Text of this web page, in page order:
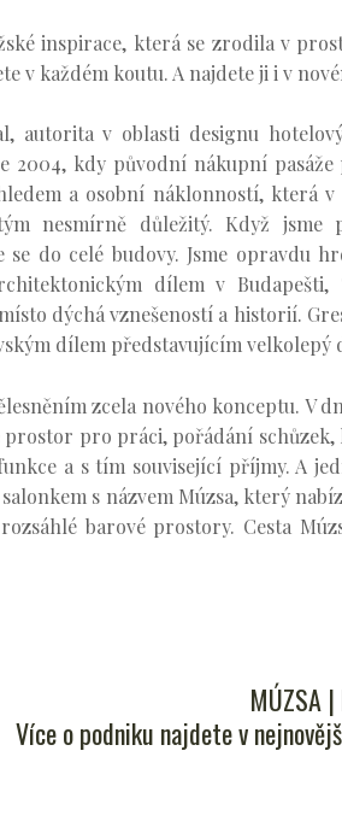
inspirace, která se zrodila v
v každém koutu. A najdete ji i v
autorita v oblasti designu
2004, kdy původní nákupní
a osobní náklonností, která
nesmírně důležitý. Když
se do celé budovy. Jsme opravdu
dílem v
dýchá vznešeností a historií.
dílem představujícím velkolepý
zcela nového konceptu. V
pro práci, pořádání
a s tím související příjmy. A
s názvem Múzsa, který
barové prostory. Cesta
MÚZSA
Více o podniku najdete v